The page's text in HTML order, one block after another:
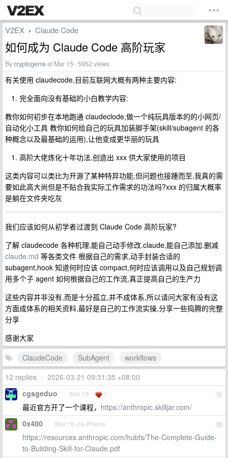
V2EX › Claude Code
如何成为 Claude Code 高阶玩家
Bycryptogemsat Mar 15 · 5952 views
有关使用 claudecode,目前互联网大概有两种主要内容:
完全面向没有基础的小白教学内容:
教你如何初步在本地跑通 claudeclode,做一个纯玩具版本的的小网页/
自动化小工具 教你如何给自己的玩具加装脚手架(skill/subagent 的各
种概念以及最基础的运用),让他变成更华丽的玩具
高阶大佬炼化十年功法,创造出 xxx 供大家使用的项目
这类内容可以类比为开源了某种特异功能,但问题也接踵而至,我真的需
要如此高大尚但是不贴合我实际工作需求的功法吗?xxx 的归属大概率
是躺在文件夹吃灰
我们应该如何从初学者过渡到 Claude Code 高阶玩家?
了解 claudecode 各种机理,能自己动手修改.claude,能自己添加.删减
claude.md 等各类文件 根据自己的需求,动手封装合适的
subagent,hook 知道何时应该 compact,何时应该调用以及自己规划调
用多个子 agent 如何根据自己的工作流,真正提高自己的生产力
这些内容并非没有,而是十分孤立,并不成体系,所以请问大家有没有这
方面成体系的相关资料,最好是自己的工作流实操,分享一些捣腾的完整
分享
感谢大家
ClaudeCode
SubAgent
workflows
12 replies • 2026-03-21 09:31:35 +08:00
1
cgsgeduo Mar 16 1
最近官方开了一个课程， https://anthropic.skilljar.com/
2
0x400 Mar 16 via iPhone
https://resources.anthropic.com/hubfs/The-Complete-Guide-
to-Building-Skill-for-Claude.pdf